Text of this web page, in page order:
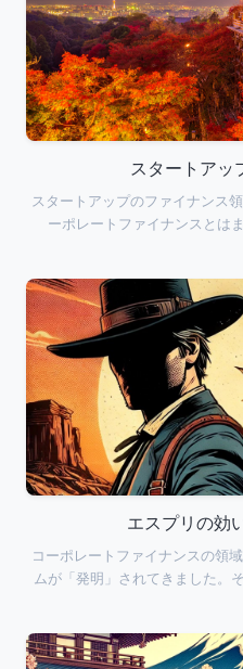
スタートアッ
スタートアップのファイナンス
ーポレートファイナンスとは
エスプリの効
コーポレートファイナンスの領
ムが「発明」されてきました。